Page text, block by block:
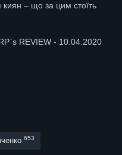
киян – що за цим стоїть
REVIEW - 10.04.2020
653